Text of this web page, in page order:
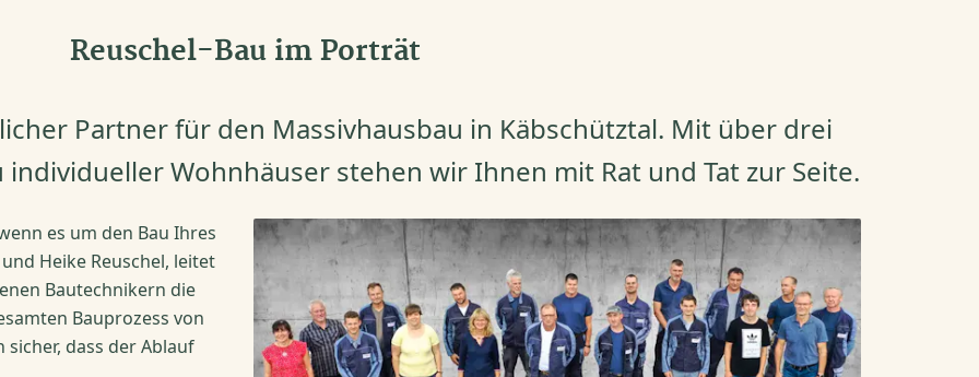
Reuschel-Bau im Porträt
Partner für den Massivhausbau in Käbschütztal. Mit über drei
Wohnhäuser stehen wir Ihnen mit Rat und Tat zur Seite.
es um den Bau Ihres
Heike Reuschel, leitet
Bautechnikern die
Bauprozess von
dass der Ablauf